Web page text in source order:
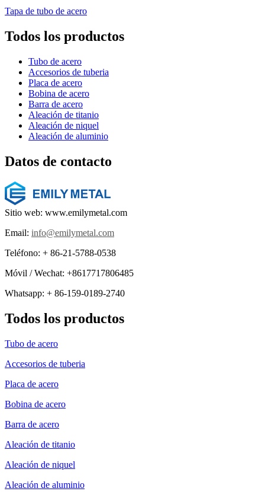
Tapa de tubo de acero
Todos los productos
Tubo de acero
Accesorios de tuberia
Placa de acero
Bobina de acero
Barra de acero
Aleación de titanio
Aleación de niquel
Aleación de aluminio
Datos de contacto
Sitio web: www.emilymetal.com
Email: info@emilymetal.com
Teléfono: + 86-21-5788-0538
Móvil / Wechat: +8617717806485
Whatsapp: + 86-159-0189-2740
Todos los productos
Tubo de acero
Accesorios de tuberia
Placa de acero
Bobina de acero
Barra de acero
Aleación de titanio
Aleación de niquel
Aleación de aluminio